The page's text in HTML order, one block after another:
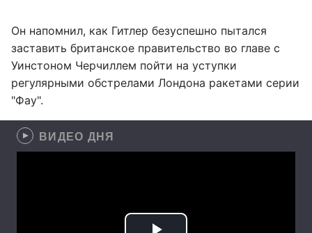
Он напомнил, как Гитлер безуспешно пытался
заставить британское правительство во главе с
Уинстоном Черчиллем пойти на уступки
регулярными обстрелами Лондона ракетами серии
"Фау".
ВИДЕО ДНЯ